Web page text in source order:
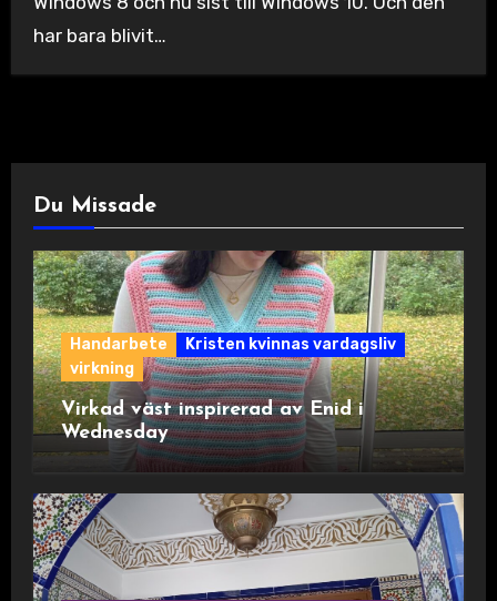
har bara blivit…
Du Missade
Handarbete
Kristen kvinnas vardagsliv
virkning
Virkad väst inspirerad av Enid i
Wednesday